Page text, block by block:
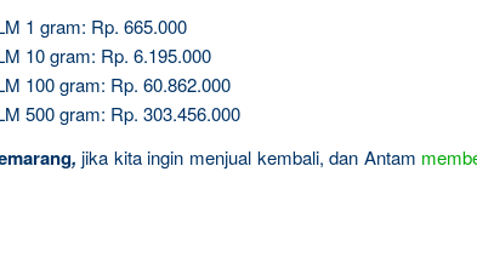
1 gram: Rp. 665.000
10 gram: Rp. 6.195.000
100 gram: Rp. 60.862.000
500 gram: Rp. 303.456.000
,jika kita ingin menjual kembali, dan Antam